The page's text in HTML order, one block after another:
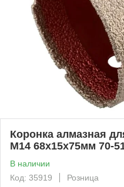
Коронка алмазная
М14 68х15х75мм 70-
В наличии
Код: 35919
Розница